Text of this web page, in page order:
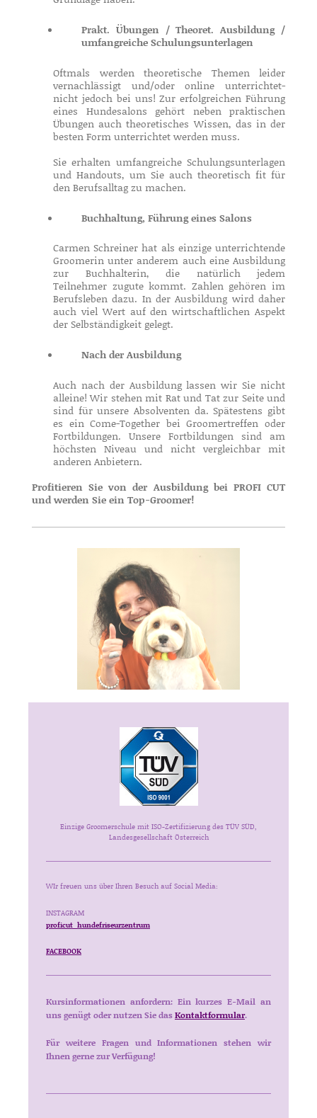
Prakt. Übungen / Theoret. Ausbildung /
umfangreiche Schulungsunterlagen
Oftmals werden theoretische Themen leider
vernachlässigt und/oder online unterrichtet-
nicht jedoch bei uns! Zur erfolgreichen Führung
eines Hundesalons gehört neben praktischen
Übungen auch theoretisches Wissen, das in der
besten Form unterrichtet werden muss.
Sie erhalten umfangreiche Schulungsunterlagen
und Handouts, um Sie auch theoretisch fit für
den Berufsalltag zu machen.
Buchhaltung, Führung eines Salons
Carmen Schreiner hat als einzige unterrichtende
Groomerin unter anderem auch eine Ausbildung
zur Buchhalterin, die natürlich jedem
Teilnehmer zugute kommt. Zahlen gehören im
Berufsleben dazu. In der Ausbildung wird daher
auch viel Wert auf den wirtschaftlichen Aspekt
der Selbständigkeit gelegt.
Nach der Ausbildung
Auch nach der Ausbildung lassen wir Sie nicht
alleine! Wir stehen mit Rat und Tat zur Seite und
sind für unsere Absolventen da. Spätestens gibt
es ein Come-Together bei Groomertreffen oder
Fortbildungen. Unsere Fortbildungen sind am
höchsten Niveau und nicht vergleichbar mit
anderen Anbietern.
Profitieren Sie von der Ausbildung bei PROFI CUT
und werden Sie ein Top-Groomer!
Einzige Groomerschule mit ISO-Zertifizierung des TÜV SÜD,
Landesgesellschaft Österreich
WIr freuen uns über Ihren Besuch auf Social Media:
INSTAGRAM
proficut_hundefriseurzentrum
FACEBOOK
Kursinformationen anfordern: Ein kurzes E-Mail an
uns genügt oder nutzen Sie dasKontaktformular.
Für weitere Fragen und Informationen stehen wir
Ihnen gerne zur Verfügung!